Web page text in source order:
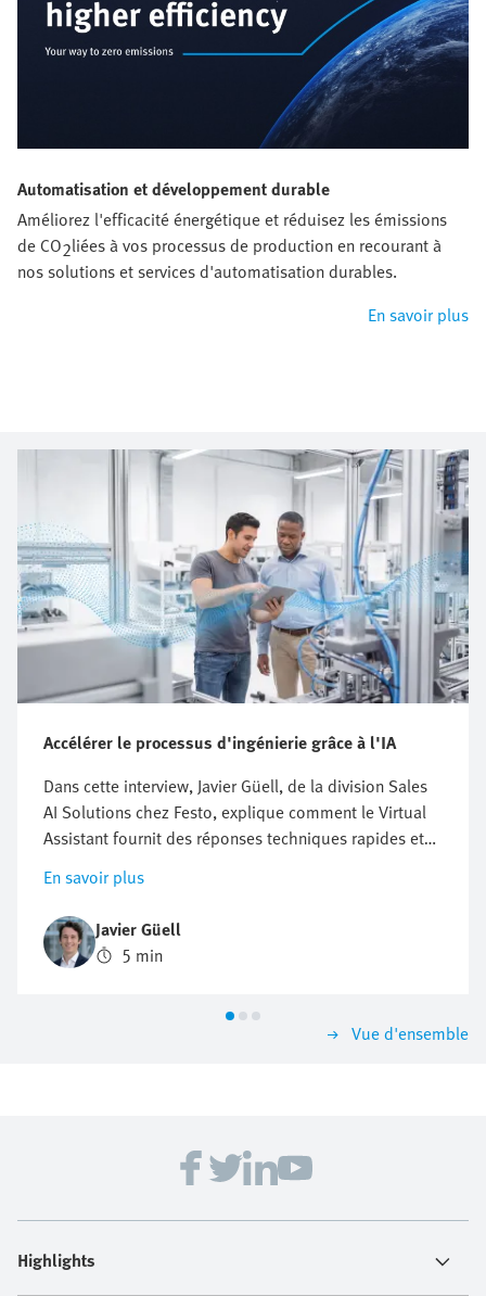
Automatisation et développement durable
Améliorez l'efficacité énergétique et réduisez les émissions
de CO2liées à vos processus de production en recourant à
nos solutions et services d'automatisation durables.
En savoir plus
Accélérer le processus d'ingénierie grâce à l'IA
Dans cette interview, Javier Güell, de la division Sales
AI Solutions chez Festo, explique comment le Virtual
Assistant fournit des réponses techniques rapides et
fiables issues des ressources de Festo. Il explique
comment cet expert numérique de Festo facilite le
dépannage et la recherche de produits, 24 heures sur
24, 7 jours sur 7. Cela pourrait bien changer la donne
pour les ingénieurs en automatisation industrielle, qui
rapidement les problèmes, éviter les temps d'arrêt et
maintenir la production à flot. Le Virtual Assistant les
En savoir plus
Javier Güell
5 min
Vue d'ensemble
Highlights